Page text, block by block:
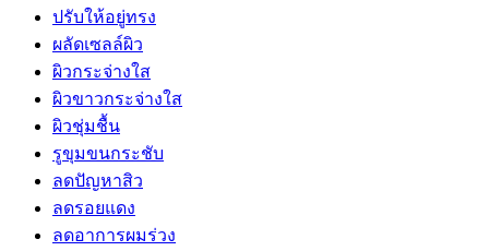
ปรับให้อยู่ทรง
ผลัดเซลล์ผิว
ผิวกระจ่างใส
ผิวขาวกระจ่างใส
ผิวชุ่มชื้น
รูขุมขนกระชับ
ลดปัญหาสิว
ลดรอยแดง
ลดอาการผมร่วง